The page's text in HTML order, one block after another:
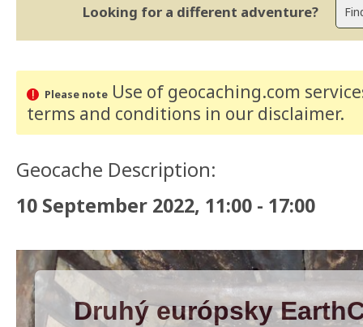
Looking for a different adventure?
Please noteUse of geocaching.com
terms and conditions in our disclaimer.
Geocache Description:
10 September 2022, 11:00 - 17:00
Druhý európsky